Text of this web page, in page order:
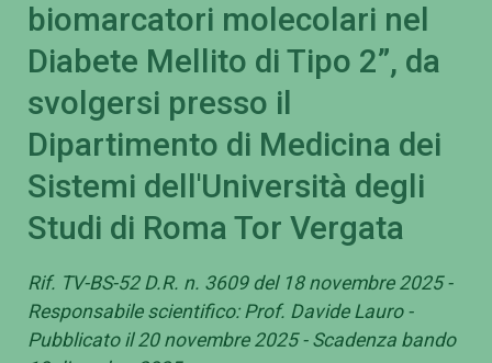
biomarcatori molecolari nel
Diabete Mellito di Tipo 2”, da
svolgersi presso il
Dipartimento di Medicina dei
Sistemi dell'Università degli
Studi di Roma Tor Vergata
Rif. TV-BS-52 D.R. n. 3609 del 18 novembre 2025 -
Responsabile scientifico: Prof. Davide Lauro -
Pubblicato il 20 novembre 2025 - Scadenza bando